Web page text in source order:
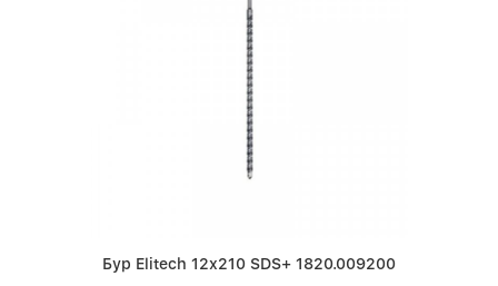
Бур Elitech 12х210 SDS+ 1820.009200